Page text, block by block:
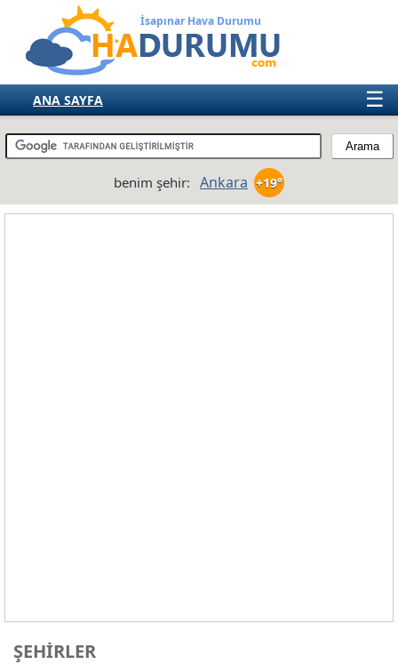
İsapınar Hava Durumu
☰
ANA SAYFA
TÜRKİYE
AVRUPA
benim şehir: Ankara +19°
ŞEHIRLER